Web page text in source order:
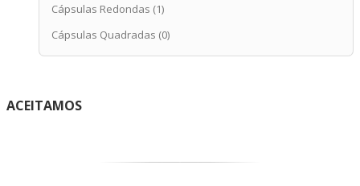
Cápsulas Redondas (1)
Cápsulas Quadradas (0)
ACEITAMOS